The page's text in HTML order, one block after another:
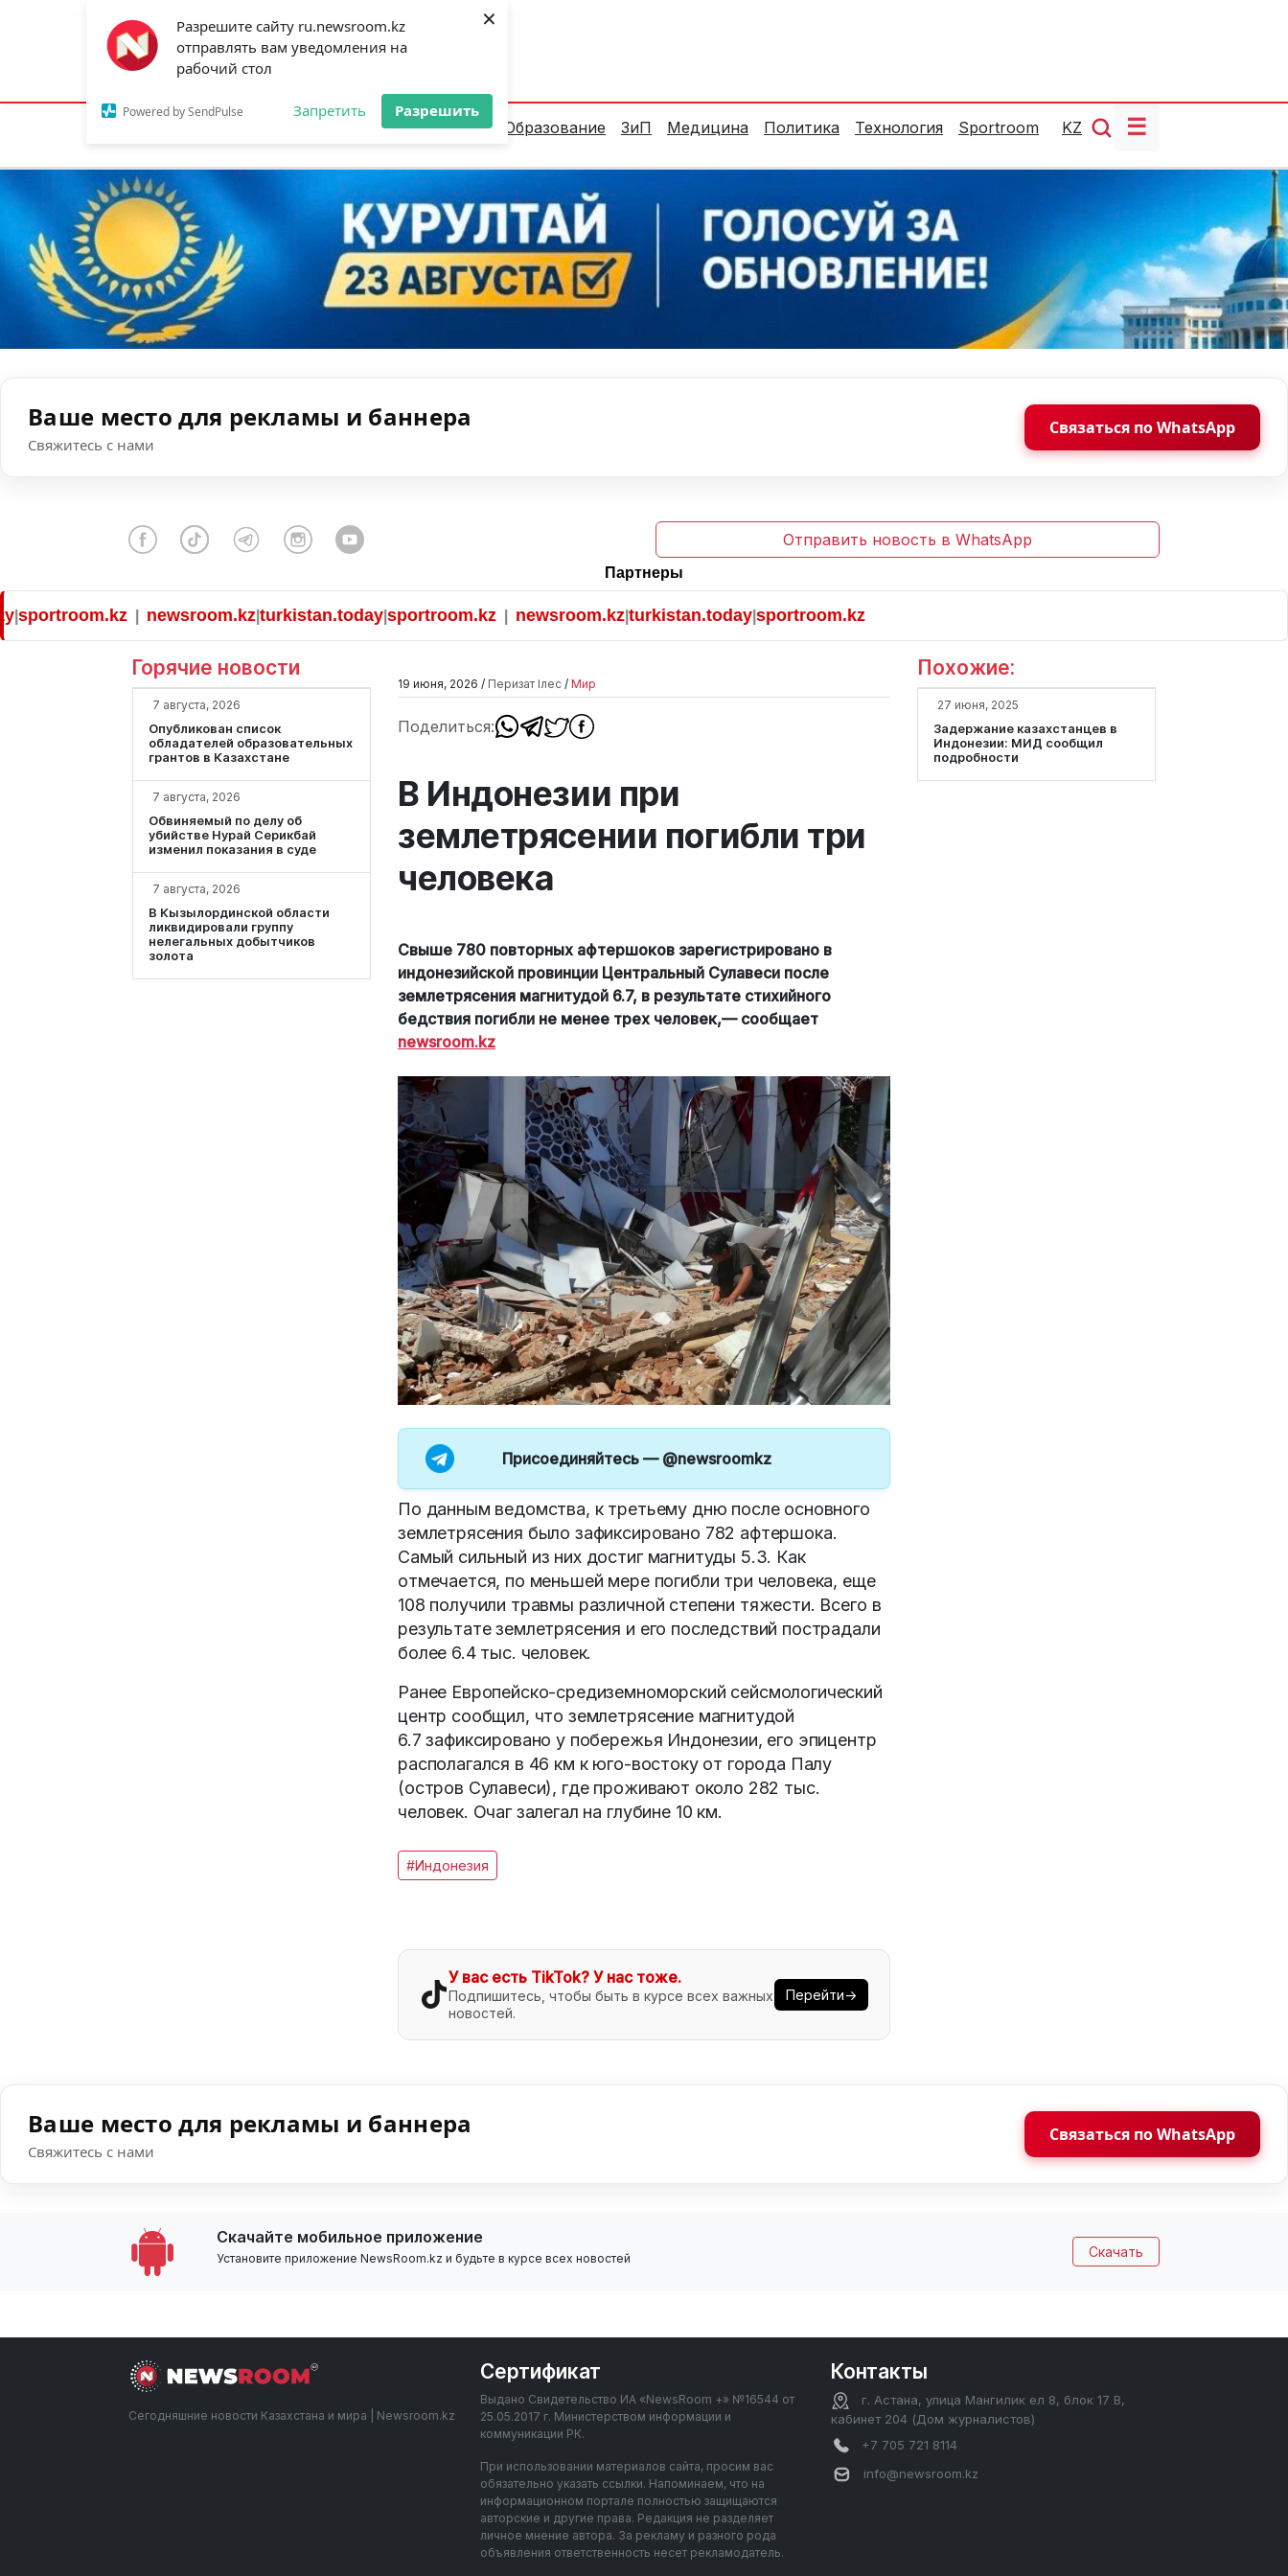
Разрешите сайту ru.newsroom.kz
отправлять вам уведомления на
рабочий стол
Powered by SendPulse Запретить Разрешить
×
Астана:19°C Алматы:23°C Шымкент:
Новости Аналитика Образование ЗиП Медицина Политика Технология Sportroom KZ ☰
Ваше место для рекламы и баннера
Свяжитесь с нами
Связаться по WhatsApp
Отправить новость в WhatsApp
Партнеры
| newsroom.kz|turkistan.today|sportroom.kz| newsroom.kz|turkistan.today|sportroom.kz
Горячие новости
7 августа, 2026
Опубликован список
обладателей образовательных
грантов в Казахстане
7 августа, 2026
Обвиняемый по делу об
убийстве Нурай Серикбай
изменил показания в суде
7 августа, 2026
В Кызылординской области
ликвидировали группу
нелегальных добытчиков
золота
19 июня, 2026 / Перизат Ілес / Мир
Поделиться:
В Индонезии при
землетрясении погибли три
человека
Свыше 780 повторных афтершоков зарегистрировано в
индонезийской провинции Центральный Сулавеси после
землетрясения магнитудой 6.7, в результате стихийного
бедствия погибли не менее трех человек,— сообщает
newsroom.kz
Присоединяйтесь — @newsroomkz
По данным ведомства, к третьему дню после основного
землетрясения было зафиксировано 782 афтершока.
Самый сильный из них достиг магнитуды 5.3. Как
отмечается, по меньшей мере погибли три человека, еще
108 получили травмы различной степени тяжести. Всего в
результате землетрясения и его последствий пострадали
более 6.4 тыс. человек.
Ранее Европейско-средиземноморский сейсмологический
центр сообщил, что землетрясение магнитудой
6.7 зафиксировано у побережья Индонезии, его эпицентр
располагался в 46 км к юго-востоку от города Палу
(остров Сулавеси), где проживают около 282 тыс.
человек. Очаг залегал на глубине 10 км.
#Индонезия
У вас есть TikTok? У нас тоже.
Подпишитесь, чтобы быть в курсе всех важных
новостей.
Перейти→
Похожие:
27 июня, 2025
Задержание казахстанцев в
Индонезии: МИД сообщил
подробности
Ваше место для рекламы и баннера
Свяжитесь с нами
Связаться по WhatsApp
Скачайте мобильное приложение
Установите приложение NewsRoom.kz и будьте в курсе всех новостей Скачать
Сегодняшние новости Казахстана и мира | Newsroom.kz
Сертификат
Выдано Свидетельство ИА «NewsRoom +» №16544 от
25.05.2017 г. Министерством информации и
коммуникации РК.
При использовании материалов сайта, просим вас
обязательно указать ссылки. Напоминаем, что на
информационном портале полностью защищаются
авторские и другие права. Редакция не разделяет
личное мнение автора. За рекламу и разного рода
объявления ответственность несет рекламодатель.
Контакты
г. Астана, улица Мангилик ел 8, блок 17 В,
кабинет 204 (Дом журналистов)
+7 705 721 8114
info@newsroom.kz